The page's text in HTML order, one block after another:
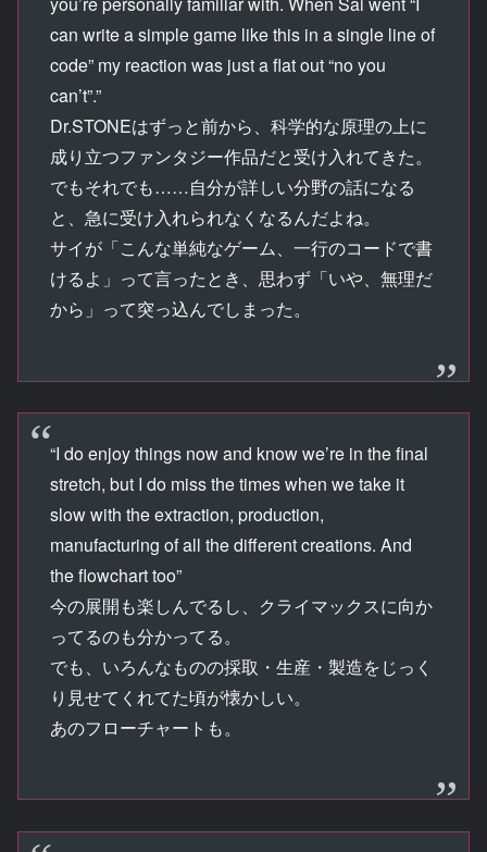
can write a simple game like this in a single line of
code” my reaction was just a flat out “no you
can’t”.”
Dr.STONEはずっと前から、科学的な原理の上に
成り立つファンタジー作品だと受け入れてきた。
でもそれでも……自分が詳しい分野の話になる
と、急に受け入れられなくなるんだよね。
サイが「こんな単純なゲーム、一行のコードで書
けるよ」って言ったとき、思わず「いや、無理だ
から」って突っ込んでしまった。
“I do enjoy things now and know we’re in the final
stretch, but I do miss the times when we take it
slow with the extraction, production,
manufacturing of all the different creations. And
the flowchart too”
今の展開も楽しんでるし、クライマックスに向か
ってるのも分かってる。
でも、いろんなものの採取・生産・製造をじっく
り見せてくれてた頃が懐かしい。
あのフローチャートも。